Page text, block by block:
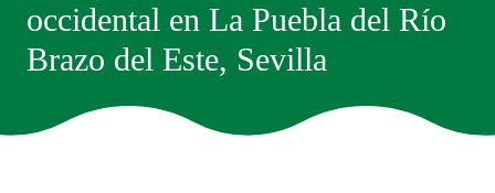
occidental en La Puebla del Río
Brazo del Este, Sevilla